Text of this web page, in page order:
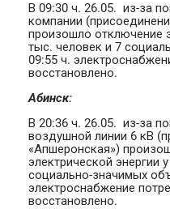
В 09:30 ч. 26.05. из-за
компании
произошло отключение
тыс. человек и 7
09:55 ч.
восстановлено.
Абинск:
В 20:36 ч. 26.05. из-за
воздушной линии 6 кВ
«Апшеронская»)
электрической энергии
социально-значимых
электроснабжение
восстановлено.